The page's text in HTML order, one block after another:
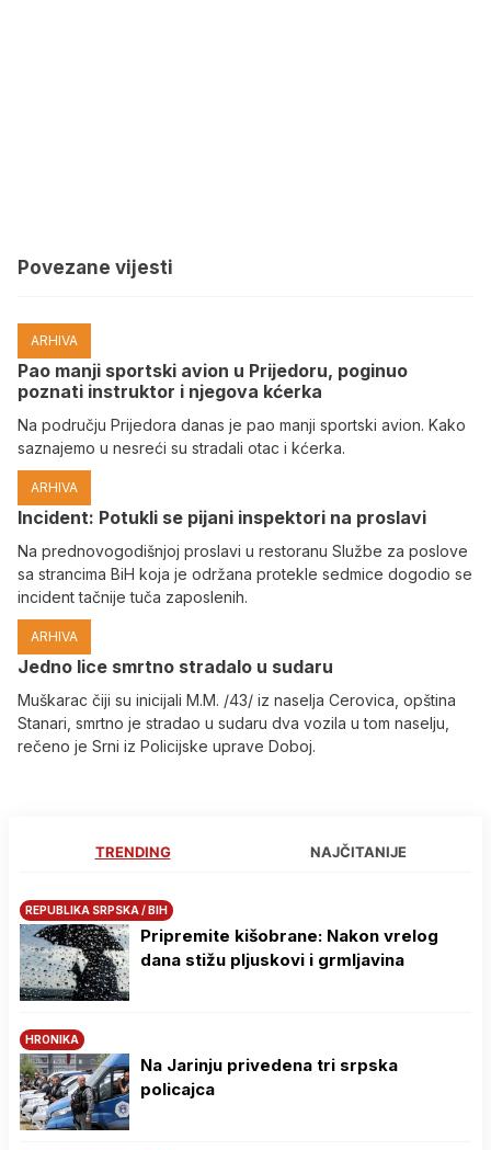
Povezane vijesti
ARHIVA
Pao manji sportski avion u Prijedoru, poginuo
poznati instruktor i njegova kćerka
Na području Prijedora danas je pao manji sportski avion. Kako
saznajemo u nesreći su stradali otac i kćerka.
ARHIVA
Incident: Potukli se pijani inspektori na proslavi
Na prednovogodišnjoj proslavi u restoranu Službe za poslove
sa strancima BiH koja je održana protekle sedmice dogodio se
incident tačnije tuča zaposlenih.
ARHIVA
Јedno lice smrtno stradalo u sudaru
Muškarac čiji su inicijali M.M. /43/ iz naselja Cerovica, opština
Stanari, smrtno je stradao u sudaru dva vozila u tom naselju,
rečeno je Srni iz Policijske uprave Doboj.
TRENDING NAJČITANIJE
REPUBLIKA SRPSKA / BIH
Pripremite kišobrane: Nakon vrelog
dana stižu pljuskovi i grmljavina
HRONIKA
Na Јarinju privedena tri srpska
policajca